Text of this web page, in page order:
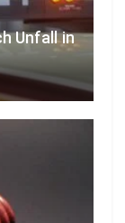
Unfall in